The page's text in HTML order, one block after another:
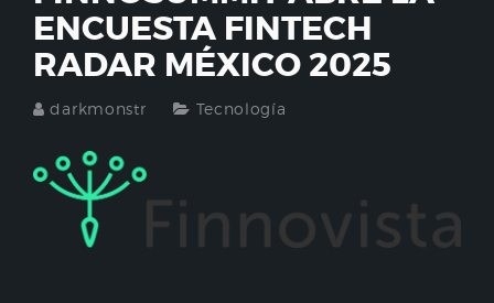
ENCUESTA FINTECH
RADAR MÉXICO 2025
darkmonstr Tecnología